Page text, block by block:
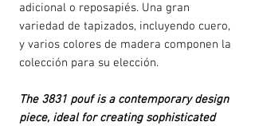
adicional o reposapiés. Una gran
variedad de tapizados, incluyendo cuero,
y varios colores de madera componen la
colección para su elección.
The 3831 pouf is a contemporary design
piece, ideal for creating sophisticated